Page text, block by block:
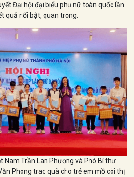
Đại hội đại biểu phụ nữ toàn quốc lần
quả nổi bật, quan trọng.
Nam Trần Lan Phương và Phó Bí thư
Phong trao quà cho trẻ em mồ côi thị